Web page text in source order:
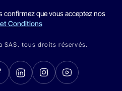
confirmez que vous acceptez nos
Conditions
SAS. tous droits réservés.